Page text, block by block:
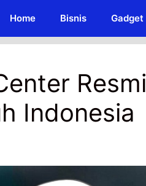
Home Bisnis Gadget
Resmi
Indonesia